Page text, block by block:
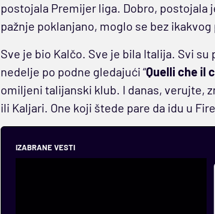
postojala Premijer liga. Dobro, postojala
pažnje poklanjano, moglo se bez
Sve je bio Kalčo. Sve je bila Italija. Svi
nedelje po podne gledajući “Quelli che il
omiljeni talijanski klub. I danas, verujte,
ili Kaljari. One koji štede pare da idu u
IZABRANE VESTI